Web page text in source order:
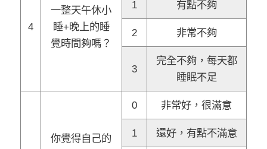
4
一整天午休小
睡+晚上的睡
覺時間夠嗎？
1 有點不夠
2 非常不夠
3
完全不夠，每天都
睡眠不足
你覺得自己的
0 非常好，很滿意
1 還好，有點不滿意